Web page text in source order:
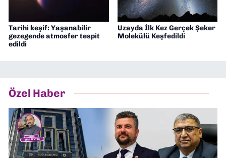
Tarihi keşif: Yaşanabilir
gezegende atmosfer tespit
edildi
Uzayda İlk Kez Gerçek Şeker
Molekülü Keşfedildi
Özel Haber